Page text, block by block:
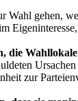
Wahl gehen,
die
zur